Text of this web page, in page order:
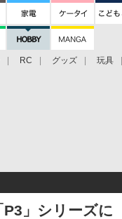
RC グッズ 玩具
」シリーズに